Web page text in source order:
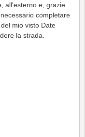
all'esterno e, grazie
completare
mio visto Date
la strada.